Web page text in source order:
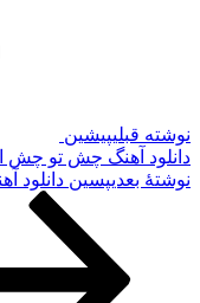
قبلیپیشین
آهنگ چش تو چش
بعدیپسین دانلود